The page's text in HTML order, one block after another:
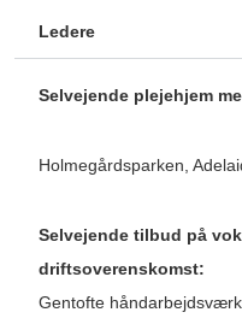
Ledere
Selvejende plejehjem
Holmegårdsparken,
Selvejende tilbud på
driftsoverenskomst:
Gentofte